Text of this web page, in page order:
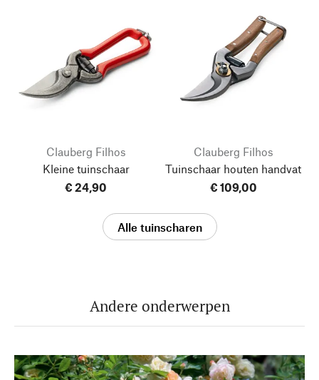
Clauberg Filhos
Kleine tuinschaar
€ 24,90
Clauberg Filhos
Tuinschaar houten handvat
€ 109,00
Alle tuinscharen
Andere onderwerpen